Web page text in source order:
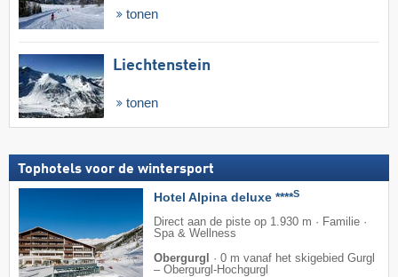
tonen
Liechtenstein
tonen
Tophotels voor de wintersport
Hotel Alpina deluxe ****S
Direct aan de piste op 1.930 m · Familie ·
Spa & Wellness
Obergurgl
· 0 m vanaf het skigebied Gurgl
– Obergurgl-Hochgurgl